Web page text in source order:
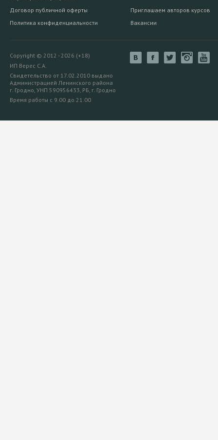
Договор публичной оферты
Политика конфиденциальности
Приглашаем авторов курсов
Вакансии
Copyright © 2012 - 2026 (+18)
ИП Верес С.А.
Свидетельство от 17.02.2010 выдано
Администрацией Ленинского района
г. Гродно, УНП 590956433, РБ, г. Гродно
Время работы с 9.00 до 21.00